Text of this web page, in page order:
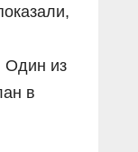
Один из
в